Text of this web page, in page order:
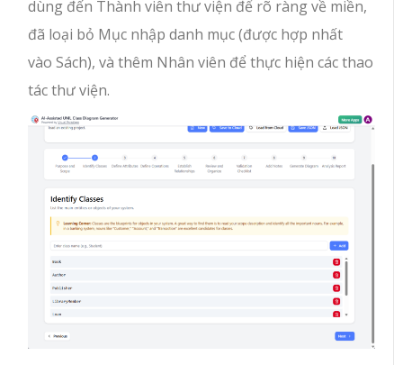
dùng đến Thành viên thư viện để rõ ràng về miền,
đã loại bỏ Mục nhập danh mục(được hợp nhất
vàoSách), và thêm Nhân viên để thực hiện các thao
tác thư viện.